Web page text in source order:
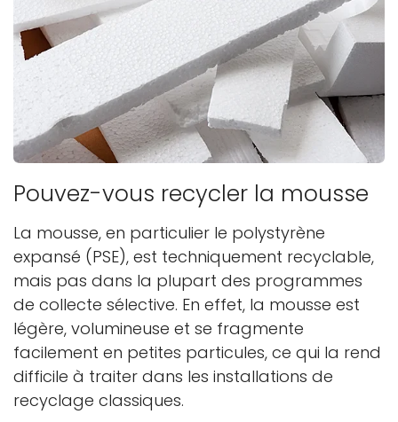
Pouvez-vous recycler la mousse
La mousse, en particulier le polystyrène
expansé (PSE), est techniquement recyclable,
mais pas dans la plupart des programmes
de collecte sélective. En effet, la mousse est
légère, volumineuse et se fragmente
facilement en petites particules, ce qui la rend
difficile à traiter dans les installations de
recyclage classiques.